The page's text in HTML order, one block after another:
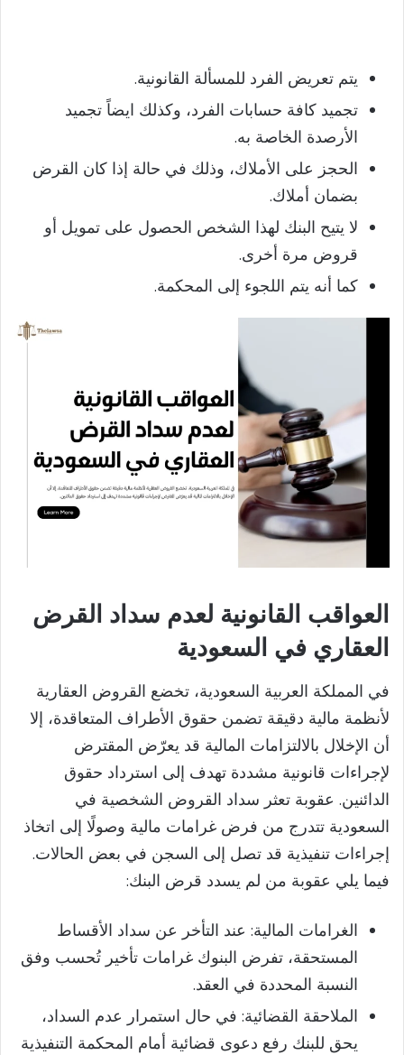
يتم تعريض الفرد للمسألة القانونية.
تجميد كافة حسابات الفرد، وكذلك ايضاً تجميد
الأرصدة الخاصة به.
الحجز على الأملاك، وذلك في حالة إذا كان القرض
بضمان أملاك.
لا يتيح البنك لهذا الشخص الحصول على تمويل أو
قروض مرة أخرى.
كما أنه يتم اللجوء إلى المحكمة.
العواقب القانونية لعدم سداد القرض
العقاري في السعودية
في المملكة العربية السعودية، تخضع القروض العقارية
لأنظمة مالية دقيقة تضمن حقوق الأطراف المتعاقدة، إلا
أن الإخلال بالالتزامات المالية قد يعرّض المقترض
لإجراءات قانونية مشددة تهدف إلى استرداد حقوق
الدائنين. عقوبة تعثر سداد القروض الشخصية في
السعودية تتدرج من فرض غرامات مالية وصولًا إلى اتخاذ
إجراءات تنفيذية قد تصل إلى السجن في بعض الحالات.
فيما يلي عقوبة من لم يسدد قرض البنك:
الغرامات المالية: عند التأخر عن سداد الأقساط
المستحقة، تفرض البنوك غرامات تأخير تُحسب وفق
النسبة المحددة في العقد.
الملاحقة القضائية: في حال استمرار عدم السداد،
يحق للبنك رفع دعوى قضائية أمام المحكمة التنفيذية